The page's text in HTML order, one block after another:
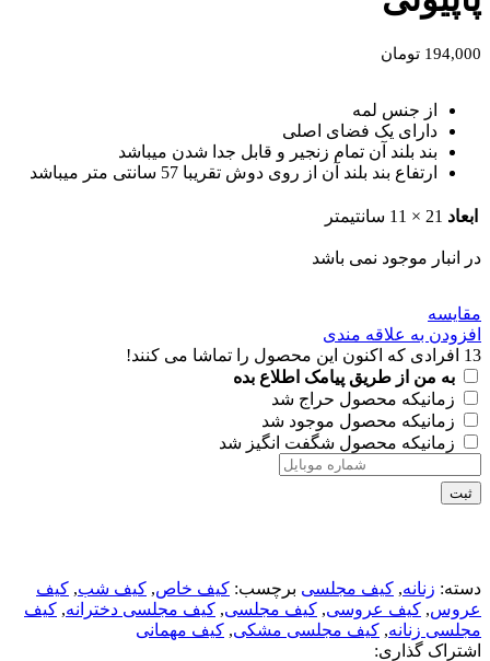
194,000 تومان
از جنس لمه
دارای یک فضای اصلی
بند بلند آن تمام زنجیر و قابل جدا شدن میباشد
ارتفاع بند بلند آن از روی دوش تقریبا 57 سانتی متر میباشد
ابعاد 21 × 11 سانتیمتر
در انبار موجود نمی باشد
مقايسه
افزودن به علاقه مندی
13 افرادی که اکنون این محصول را تماشا می کنند!
به من از طریق پیامک اطلاع بده
زمانیکه محصول حراج شد
زمانیکه محصول موجود شد
زمانیکه محصول شگفت انگیز شد
ثبت
دسته: زنانه, کیف مجلسی برچسب: کیف خاص, کیف شب, کیف
عروس, کیف عروسی, کیف مجلسی, کیف مجلسی دخترانه, کیف
مجلسی زنانه, کیف مجلسی مشکی, کیف مهمانی
اشتراک گذاری: